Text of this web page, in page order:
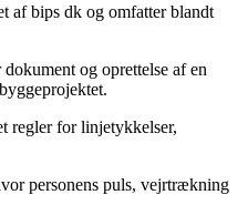
af bips dk og omfatter blandt
og oprettelse af en
regler for linjetykkelser,
personens puls, vejrtrækning